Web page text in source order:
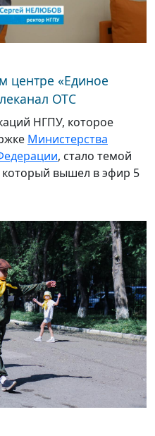
центре «Единое
ОТС
НГПУ, которое
Министерства
, стало темой
вышел в эфир 5